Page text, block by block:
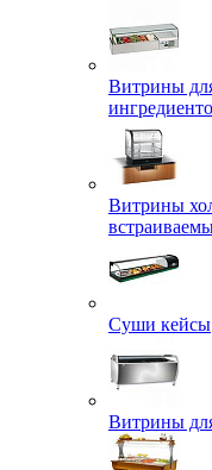
Витрины
Витрины
Суши кейсы
Витрины